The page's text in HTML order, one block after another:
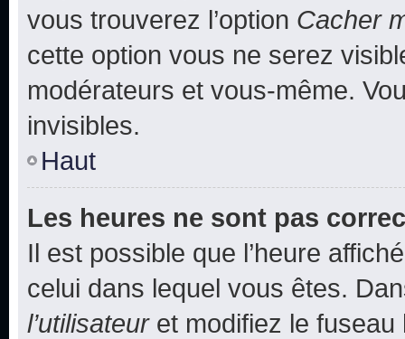
vous trouverez l’option Cacher
cette option vous ne serez
modérateurs et vous-même.
invisibles.
Haut
Les heures ne sont pas
Il est possible que l’heure
celui dans lequel vous êtes.
l’utilisateuret modifiez le fuseau